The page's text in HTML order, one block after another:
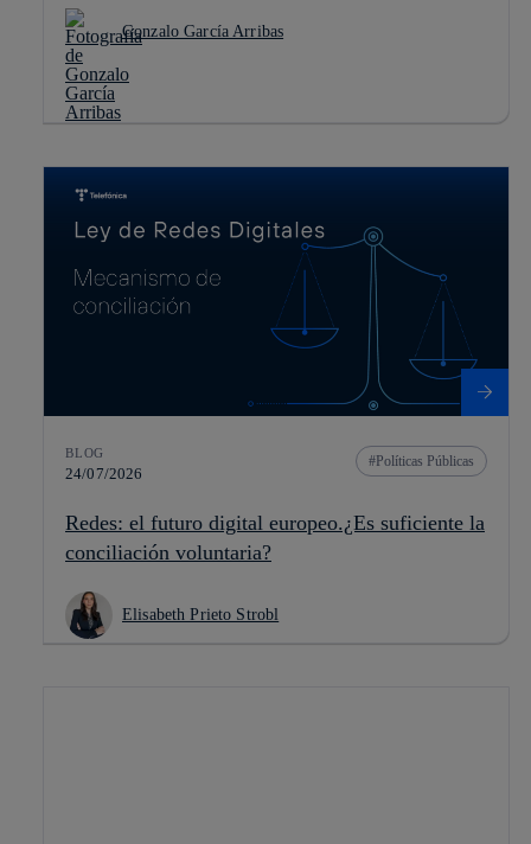
Gonzalo García Arribas
BLOG
24/07/2026
Políticas Públicas
Redes: el futuro digital europeo.¿Es suficiente la
conciliación voluntaria?
Elisabeth Prieto Strobl